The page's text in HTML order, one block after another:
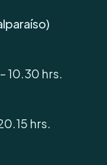
10.30 hrs.
hrs.